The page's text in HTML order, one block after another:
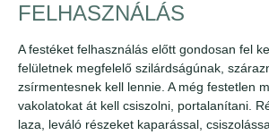
FELHASZNÁLÁS
A festéket felhasználás előtt gondosan fel
felületnek megfelelő szilárdságúnak,
zsírmentesnek kell lennie. A még festetlen
vakolatokat át kell csiszolni, portalanítani.
laza, leváló részeket kaparással,